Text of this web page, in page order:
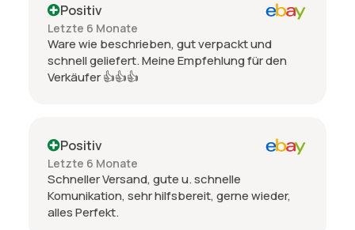
Positiv
Letzte 6 Monate
Ware wie beschrieben, gut verpackt und
schnell geliefert. Meine Empfehlung für den
Verkäufer 👍👍👍
Positiv
Letzte 6 Monate
Schneller Versand, gute u. schnelle
Komunikation, sehr hilfsbereit, gerne wieder,
alles Perfekt.